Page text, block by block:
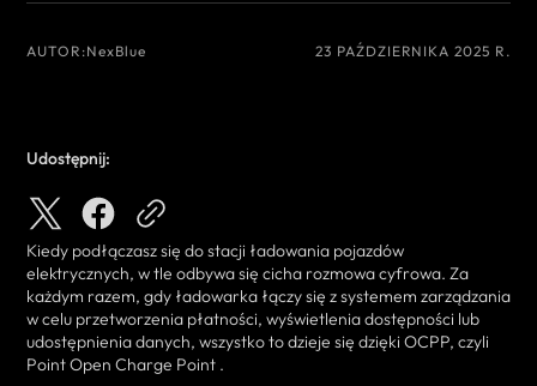
AUTOR:NexBlue 23 PAŹDZIERNIKA 2025 R.
Udostępnij:
Kiedy podłączasz się do stacji ładowania pojazdów
elektrycznych, w tle odbywa się cicha rozmowa cyfrowa. Za
każdym razem, gdy ładowarka łączy się z systemem zarządzania
w celu przetworzenia płatności, wyświetlenia dostępności lub
udostępnienia danych, wszystko to dzieje się dzięki OCPP, czyli
Point Open Charge Point .